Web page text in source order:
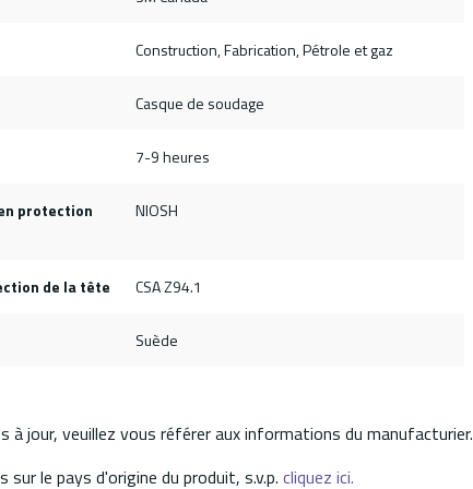
Construction, Fabrication, Pétrole et gaz
Casque de soudage
7-9 heures
protection
NIOSH
de la tête CSA Z94.1
Suède
à jour, veuillez vous référer aux informations du manufacturier.
sur le pays d'origine du produit, s.v.p. cliquez ici.